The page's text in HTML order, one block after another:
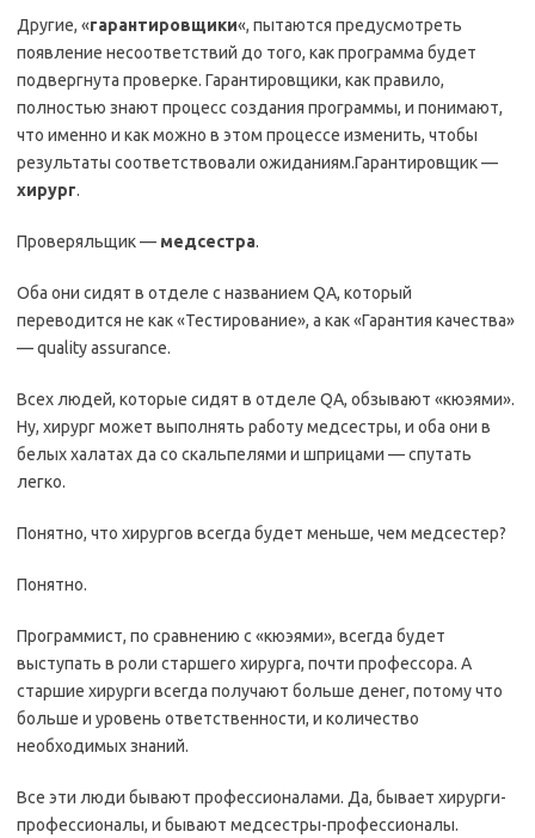
Другие, «гарантировщики«, пытаются предусмотреть
появление несоответствий до того, как программа будет
подвергнута проверке. Гарантировщики, как правило,
полностью знают процесс создания программы, и понимают,
что именно и как можно в этом процессе изменить, чтобы
результаты соответствовали ожиданиям.Гарантировщик —
хирург.
Проверяльщик — медсестра.
Оба они сидят в отделе с названием QA, который
переводится не как «Тестирование», а как «Гарантия качества»
— quality assurance.
Всех людей, которые сидят в отделе QA, обзывают «кюэями».
Ну, хирург может выполнять работу медсестры, и оба они в
белых халатах да со скальпелями и шприцами — спутать
легко.
Понятно, что хирургов всегда будет меньше, чем медсестер?
Понятно.
Программист, по сравнению с «кюэями», всегда будет
выступать в роли старшего хирурга, почти профессора. А
старшие хирурги всегда получают больше денег, потому что
больше и уровень ответственности, и количество
необходимых знаний.
Все эти люди бывают профессионалами. Да, бывает хирурги-
профессионалы, и бывают медсестры-профессионалы.